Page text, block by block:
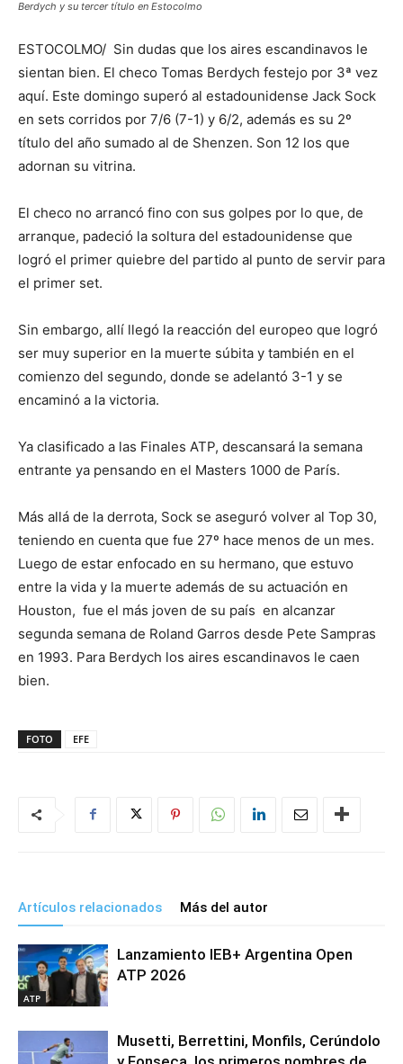
Berdych y su tercer título en Estocolmo
ESTOCOLMO/ Sin dudas que los aires escandinavos le
sientan bien. El checo Tomas Berdych festejo por 3ª vez
aquí. Este domingo superó al estadounidense Jack Sock
en sets corridos por 7/6 (7-1) y 6/2, además es su 2º
título del año sumado al de Shenzen. Son 12 los que
adornan su vitrina.
El checo no arrancó fino con sus golpes por lo que, de
arranque, padeció la soltura del estadounidense que
logró el primer quiebre del partido al punto de servir para
el primer set.
Sin embargo, allí llegó la reacción del europeo que logró
ser muy superior en la muerte súbita y también en el
comienzo del segundo, donde se adelantó 3-1 y se
encaminó a la victoria.
Ya clasificado a las Finales ATP, descansará la semana
entrante ya pensando en el Masters 1000 de París.
Más allá de la derrota, Sock se aseguró volver al Top 30,
teniendo en cuenta que fue 27º hace menos de un mes.
Luego de estar enfocado en su hermano, que estuvo
entre la vida y la muerte además de su actuación en
Houston, fue el más joven de su país en alcanzar
segunda semana de Roland Garros desde Pete Sampras
en 1993. Para Berdych los aires escandinavos le caen
bien.
FOTO EFE
Artículos relacionados Más del autor
ATP
Lanzamiento IEB+ Argentina Open
ATP 2026
Musetti, Berrettini, Monfils, Cerúndolo